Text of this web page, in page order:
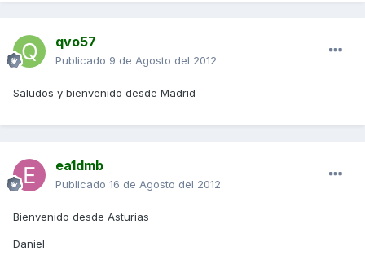
qvo57
Publicado 9 de Agosto del 2012
Saludos y bienvenido desde Madrid
ea1dmb
Publicado 16 de Agosto del 2012
Bienvenido desde Asturias
Daniel